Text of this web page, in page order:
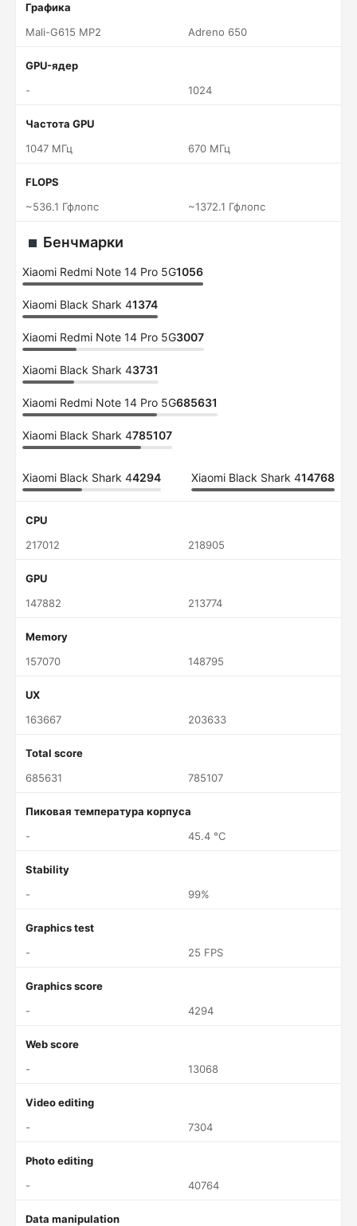
Графика
Mali-G615 MP2
Adreno 650
GPU-ядер
-
1024
Частота GPU
1047 МГц
670 МГц
FLOPS
~536.1 Гфлопс
~1372.1 Гфлопс
Бенчмарки
Xiaomi Redmi Note 14 Pro 5G1056
Xiaomi Black Shark 41374
Xiaomi Redmi Note 14 Pro 5G3007
Xiaomi Black Shark 43731
Xiaomi Redmi Note 14 Pro 5G685631
Xiaomi Black Shark 4785107
Xiaomi Black Shark 44294 Xiaomi Black Shark 414768
CPU
217012
218905
GPU
147882
213774
Memory
157070
148795
UX
163667
203633
Total score
685631
785107
Пиковая температура корпуса
-
45.4 °C
Stability
-
99%
Graphics test
-
25 FPS
Graphics score
-
4294
Web score
-
13068
Video editing
-
7304
Photo editing
-
40764
Data manipulation